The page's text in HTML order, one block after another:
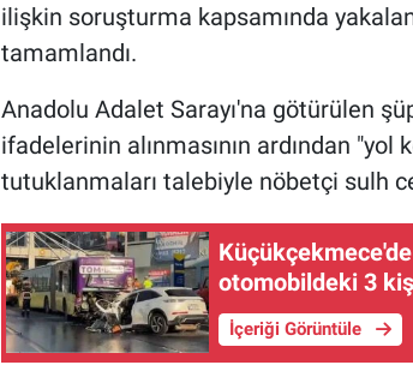
ilişkin soruşturma kapsamında
tamamlandı.
Anadolu Adalet Sarayı'na götürülen
ifadelerinin alınmasının ardından
tutuklanmaları talebiyle nöbetçi sulh
otomobildeki 3
İçeriği Görüntüle